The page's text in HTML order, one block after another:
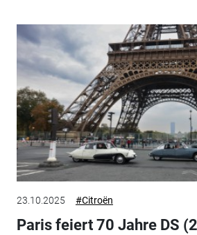
23.10.2025 #Citroën
Paris feiert 70 Jahre DS